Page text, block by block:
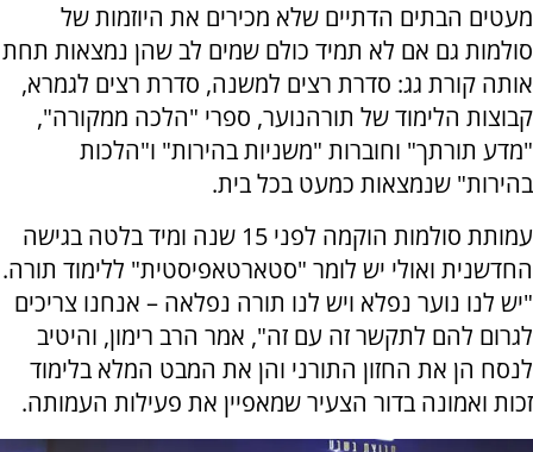
מעטים הבתים הדתיים שלא מכירים את היוזמות של
סולמות גם אם לא תמיד כולם שמים לב שהן נמצאות תחת
אותה קורת גג: סדרת רצים למשנה, סדרת רצים לגמרא,
קבוצות הלימוד של תורהנוער, ספרי "הלכה ממקורה",
"מדע תורתך" וחוברות "משניות בהירות" ו"הלכות
בהירות" שנמצאות כמעט בכל בית.
עמותת סולמות הוקמה לפני 15 שנה ומיד בלטה בגישה
החדשנית ואולי יש לומר "סטארטאפיסטית" ללימוד תורה.
"יש לנו נוער נפלא ויש לנו תורה נפלאה – אנחנו צריכים
לגרום להם לתקשר זה עם זה", אמר הרב רימון, והיטיב
לנסח הן את החזון התורני והן את המבט המלא בלימוד
זכות ואמונה בדור הצעיר שמאפיין את פעילות העמותה.